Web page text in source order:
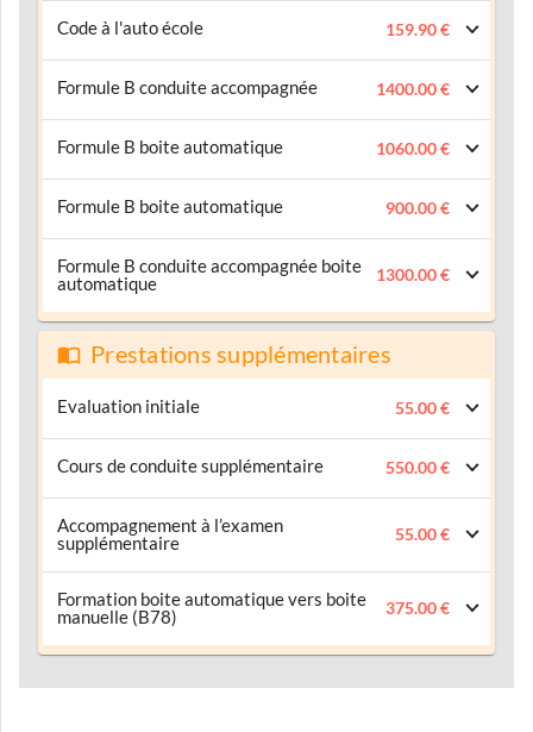
Code à l'auto école 159.90 €
Formule B conduite accompagnée 1400.00 €
Formule B boite automatique 1060.00 €
Formule B boite automatique 900.00 €
Formule B conduite accompagnée boite
automatique
1300.00 €
Prestations supplémentaires
Evaluation initiale 55.00 €
Cours de conduite supplémentaire 550.00 €
Accompagnement à l’examen
supplémentaire
55.00 €
Formation boite automatique vers boite
manuelle (B78)
375.00 €